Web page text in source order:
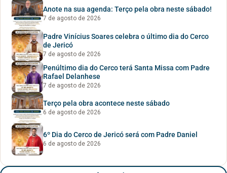
Anote na sua agenda: Terço pela obra neste sábado!
7 de agosto de 2026
Padre Vinícius Soares celebra o último dia do Cerco
de Jericó
7 de agosto de 2026
Penúltimo dia do Cerco terá Santa Missa com Padre
Rafael Delanhese
7 de agosto de 2026
Terço pela obra acontece neste sábado
6 de agosto de 2026
6º Dia do Cerco de Jericó será com Padre Daniel
6 de agosto de 2026